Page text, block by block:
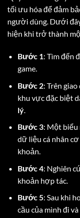
tối ưu hóa để đảm
người dùng. Dưới
hiện khi trở thành
Bước 1: Tìm đến
game.
Bước 2: Trên
khu vực đặc biệt
lý.
Bước 3: Một biểu
dữ liệu cá nhân
khoản.
Bước 4: Nghiên
khoản hợp tác.
Bước 5: Sau khi
cầu của mình đi